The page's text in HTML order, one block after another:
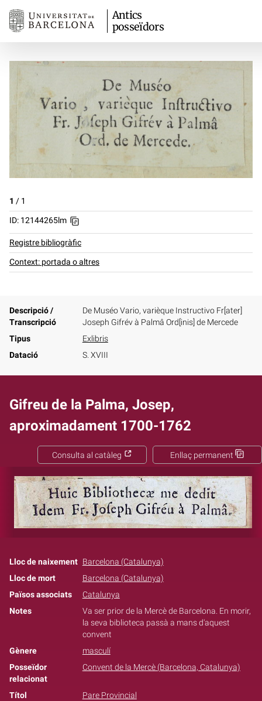
Antics
posseïdors
1 / 1
ID: 12144265lm
Registre bibliogràfic
Context: portada o altres
Descripció /
Transcripció
De Muséo Vario, varièque Instructivo Fr[ater]
Joseph Gifrév à Palmâ Ord[inis] de Mercede
Tipus
Exlibris
Datació
S. XVIII
Gifreu de la Palma, Josep,
aproximadament 1700-1762
Enllaç permanent
Consulta al catàleg
Lloc de naixement Barcelona (Catalunya)
Lloc de mort
Barcelona (Catalunya)
Països associats
Catalunya
Notes
Va ser prior de la Mercè de Barcelona. En morir,
la seva biblioteca passà a mans d'aquest
convent
Gènere
masculí
Posseïdor
relacionat
Convent de la Mercè (Barcelona, Catalunya)
Títol
Pare Provincial